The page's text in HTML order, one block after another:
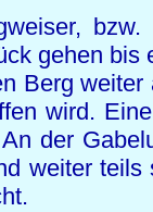
gehen
Berg
wird.
der
weiter